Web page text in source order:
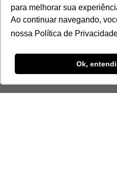
para melhorar sua
Ao continuar navegando,
nossa Política de
Ok,